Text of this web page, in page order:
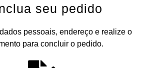
seu pedido
pessoais, endereço e realize o
para concluir o pedido.